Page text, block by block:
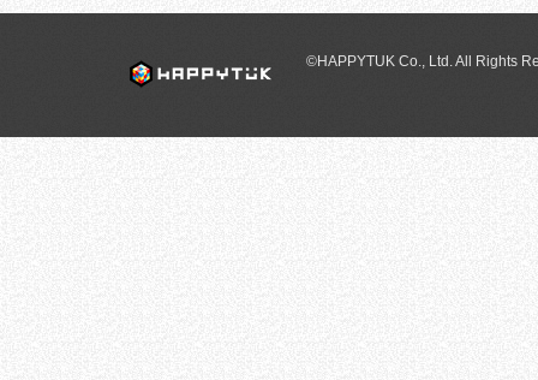
©HAPPYTUK Co., Ltd. All Rights